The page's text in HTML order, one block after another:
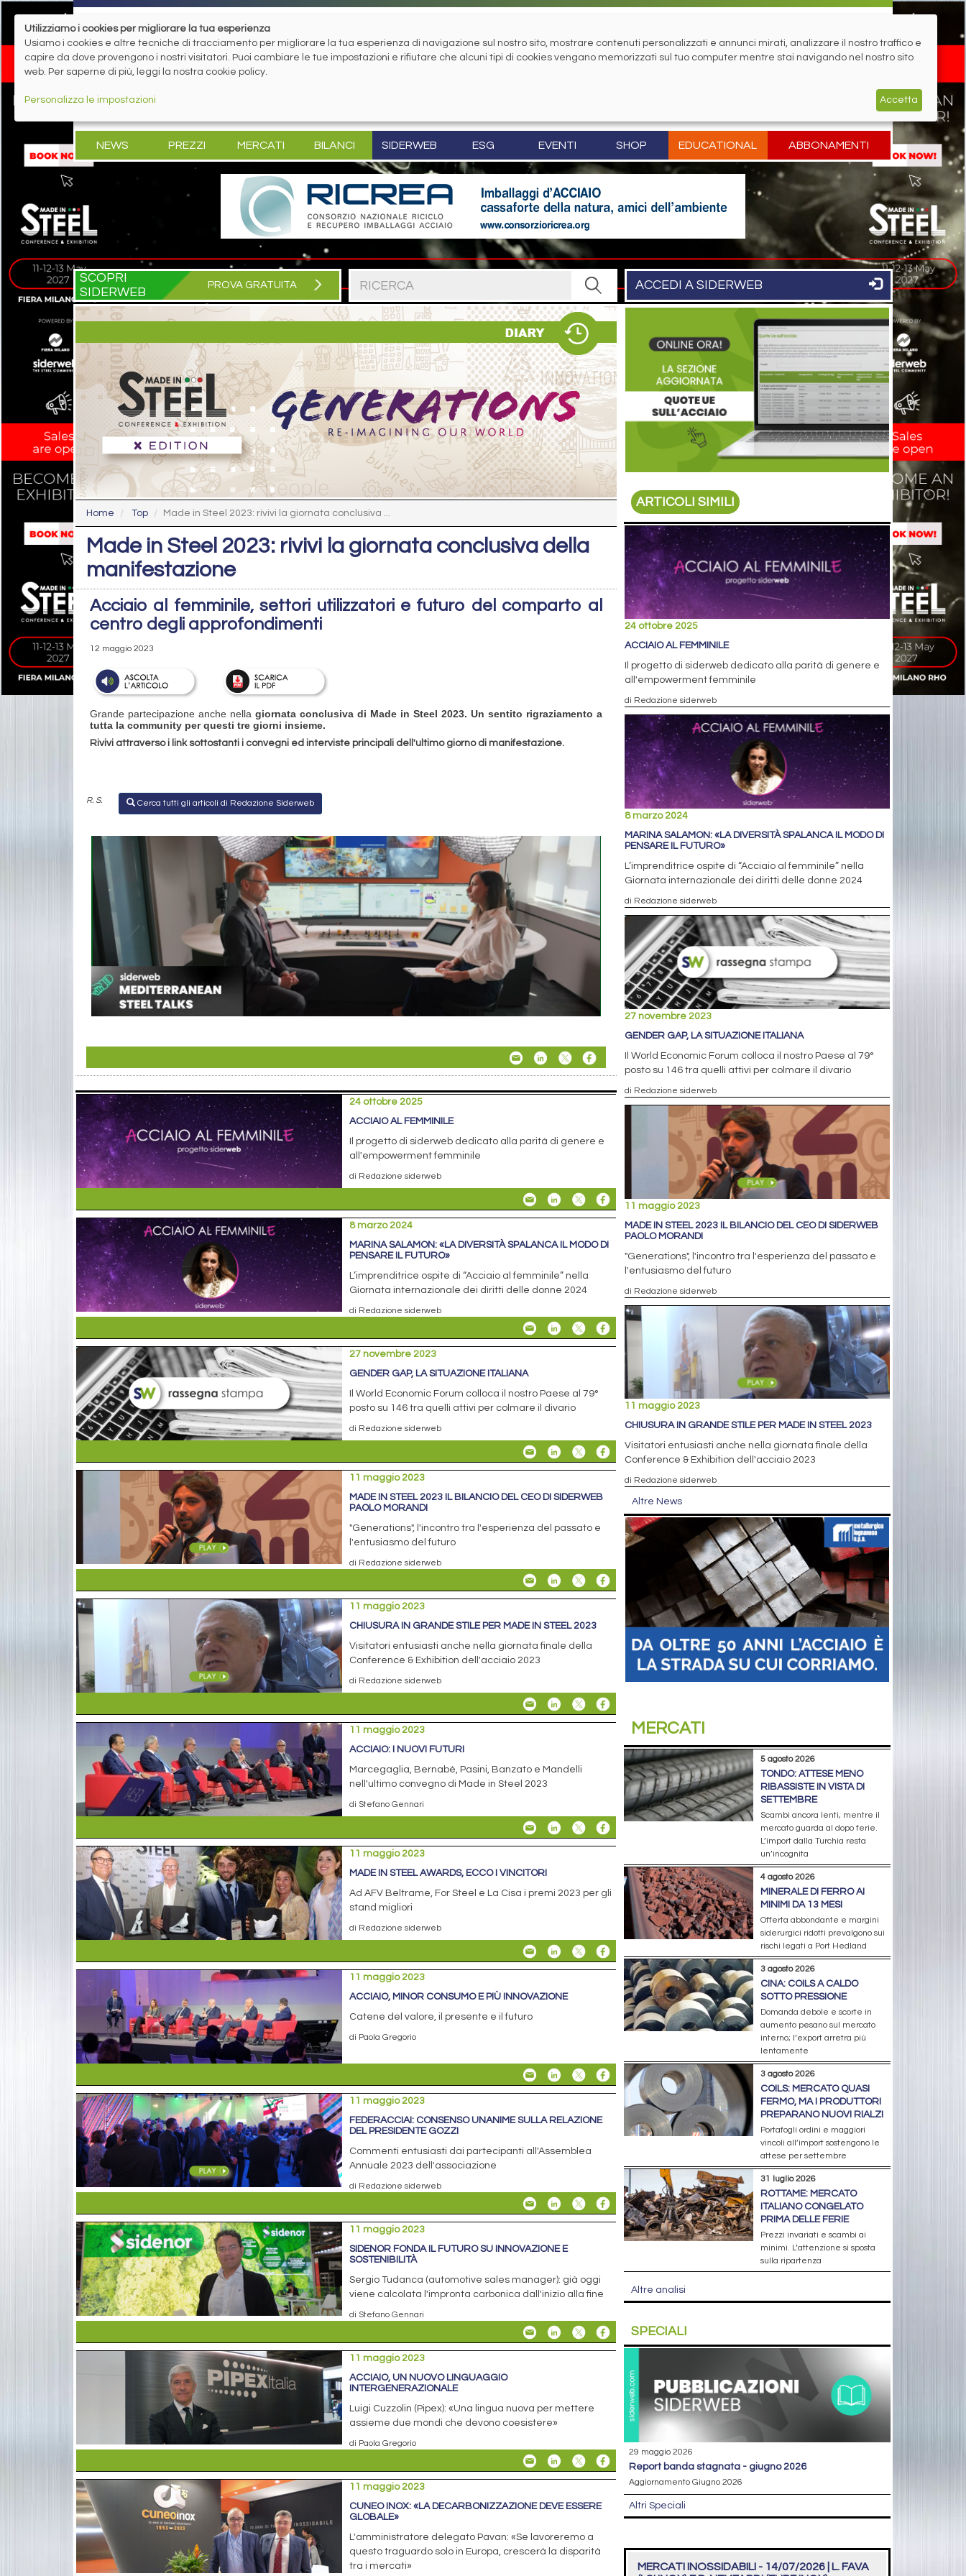
NEWS PREZZI MERCATI BILANCI SIDERWEB ESG EVENTI SHOP EDUCATIONAL ABBONAMENTI
SCOPRI
SIDERWEB
PROVA GRATUITA ACCEDI A SIDERWEB
Home Top Made in Steel 2023: rivivi la giornata conclusiva ...
Made in Steel 2023: rivivi la giornata conclusiva della
manifestazione
Acciaio al femminile, settori utilizzatori e futuro del comparto al
centro degli approfondimenti
12 maggio 2023
Grande partecipazione anche nella giornata conclusiva di Made in Steel 2023. Un sentito rigraziamento a
tutta la community per questi tre giorni insieme.
Rivivi attraverso i link sottostanti i convegni ed interviste principali dell'ultimo giorno di manifestazione.
R. S. Cerca tutti gli articoli di Redazione Siderweb
24 ottobre 2025
ACCIAIO AL FEMMINILE
Il progetto di siderweb dedicato alla parità di genere e
all'empowerment femminile
di Redazione siderweb
8 marzo 2024
MARINA SALAMON: «LA DIVERSITÀ SPALANCA IL MODO DI
PENSARE IL FUTURO»
L’imprenditrice ospite di “Acciaio al femminile” nella
Giornata internazionale dei diritti delle donne 2024
di Redazione siderweb
27 novembre 2023
GENDER GAP, LA SITUAZIONE ITALIANA
Il World Economic Forum colloca il nostro Paese al 79°
posto su 146 tra quelli attivi per colmare il divario
di Redazione siderweb
11 maggio 2023
MADE IN STEEL 2023 IL BILANCIO DEL CEO DI SIDERWEB
PAOLO MORANDI
"Generations", l'incontro tra l'esperienza del passato e
l'entusiasmo del futuro
di Redazione siderweb
11 maggio 2023
CHIUSURA IN GRANDE STILE PER MADE IN STEEL 2023
Visitatori entusiasti anche nella giornata finale della
Conference & Exhibition dell'acciaio 2023
di Redazione siderweb
11 maggio 2023
ACCIAIO: I NUOVI FUTURI
Marcegaglia, Bernabè, Pasini, Banzato e Mandelli
nell'ultimo convegno di Made in Steel 2023
di Stefano Gennari
11 maggio 2023
MADE IN STEEL AWARDS, ECCO I VINCITORI
Ad AFV Beltrame, For Steel e La Cisa i premi 2023 per gli
stand migliori
di Redazione siderweb
11 maggio 2023
ACCIAIO, MINOR CONSUMO E PIÙ INNOVAZIONE
Catene del valore, il presente e il futuro
di Paola Gregorio
11 maggio 2023
FEDERACCIAI: CONSENSO UNANIME SULLA RELAZIONE
DEL PRESIDENTE GOZZI
Commenti entusiasti dai partecipanti all'Assemblea
Annuale 2023 dell'associazione
di Redazione siderweb
11 maggio 2023
SIDENOR FONDA IL FUTURO SU INNOVAZIONE E
SOSTENIBILITÀ
Sergio Tudanca (automotive sales manager): già oggi
viene calcolata l'impronta carbonica dall'inizio alla fine
di Stefano Gennari
11 maggio 2023
ACCIAIO, UN NUOVO LINGUAGGIO
INTERGENERAZIONALE
Luigi Cuzzolin (Pipex): «Una lingua nuova per mettere
assieme due mondi che devono coesistere»
di Paola Gregorio
11 maggio 2023
CUNEO INOX: «LA DECARBONIZZAZIONE DEVE ESSERE
GLOBALE»
L'amministratore delegato Pavan: «Se lavoreremo a
questo traguardo solo in Europa, crescerà la disparità
tra i mercati»
ARTICOLI SIMILI
24 ottobre 2025
ACCIAIO AL FEMMINILE
Il progetto di siderweb dedicato alla parità di genere e
all'empowerment femminile
di Redazione siderweb
8 marzo 2024
MARINA SALAMON: «LA DIVERSITÀ SPALANCA IL MODO DI
PENSARE IL FUTURO»
L’imprenditrice ospite di “Acciaio al femminile” nella
Giornata internazionale dei diritti delle donne 2024
di Redazione siderweb
27 novembre 2023
GENDER GAP, LA SITUAZIONE ITALIANA
Il World Economic Forum colloca il nostro Paese al 79°
posto su 146 tra quelli attivi per colmare il divario
di Redazione siderweb
11 maggio 2023
MADE IN STEEL 2023 IL BILANCIO DEL CEO DI SIDERWEB
PAOLO MORANDI
"Generations", l'incontro tra l'esperienza del passato e
l'entusiasmo del futuro
di Redazione siderweb
11 maggio 2023
CHIUSURA IN GRANDE STILE PER MADE IN STEEL 2023
Visitatori entusiasti anche nella giornata finale della
Conference & Exhibition dell'acciaio 2023
di Redazione siderweb
Altre News
MERCATI
5 agosto 2026
TONDO: ATTESE MENO
RIBASSISTE IN VISTA DI
SETTEMBRE
Scambi ancora lenti, mentre il
mercato guarda al dopo ferie.
L’import dalla Turchia resta
un’incognita
4 agosto 2026
MINERALE DI FERRO AI
MINIMI DA 13 MESI
Offerta abbondante e margini
siderurgici ridotti prevalgono sui
rischi legati a Port Hedland
3 agosto 2026
CINA: COILS A CALDO
SOTTO PRESSIONE
Domanda debole e scorte in
aumento pesano sul mercato
interno; l’export arretra più
lentamente
3 agosto 2026
COILS: MERCATO QUASI
FERMO, MA I PRODUTTORI
PREPARANO NUOVI RIALZI
Portafogli ordini e maggiori
vincoli all’import sostengono le
attese per settembre
31 luglio 2026
ROTTAME: MERCATO
ITALIANO CONGELATO
PRIMA DELLE FERIE
Prezzi invariati e scambi ai
minimi. L’attenzione si sposta
sulla ripartenza
Altre analisi
SPECIALI
29 maggio 2026
report banda stagnata - giugno 2026
Aggiornamento Giugno 2026
Altri Speciali
MERCATI INOSSIDABILI - 14/07/2026 | L. FAVA
Utilizziamo i cookies per migliorare la tua esperienza
Usiamo i cookies e altre tecniche di tracciamento per migliorare la tua esperienza di navigazione sul nostro sito, mostrare contenuti personalizzati e annunci mirati, analizzare il nostro traffico e
capire da dove provengono i nostri visitatori. Puoi cambiare le tue impostazioni e rifiutare che alcuni tipi di cookies vengano memorizzati sul tuo computer mentre stai navigando nel nostro sito
web. Per saperne di più, leggi la nostra cookie policy.
Personalizza le impostazioni Accetta